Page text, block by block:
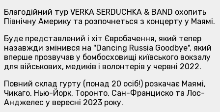
Благодійний тур VERKA SERDUCHKA & BAND охопить
Північну Америку та розпочнеться з концерту у Маямі.
Буде представлений і хіт Євробачення, який тепер
назавжди змінився на "Dancing Russia Goodbye", який
вперше прозвучав у бомбосховищі київського вокзалу
для військових, медиків і волонтерів у червні 2022.
Повний склад гурту (понад 20 осіб!) розкачає Маямі,
Чикаго, Нью-Йорк, Торонто, Сан-Франциско та Лос-
Анджелес у вересні 2023 року.